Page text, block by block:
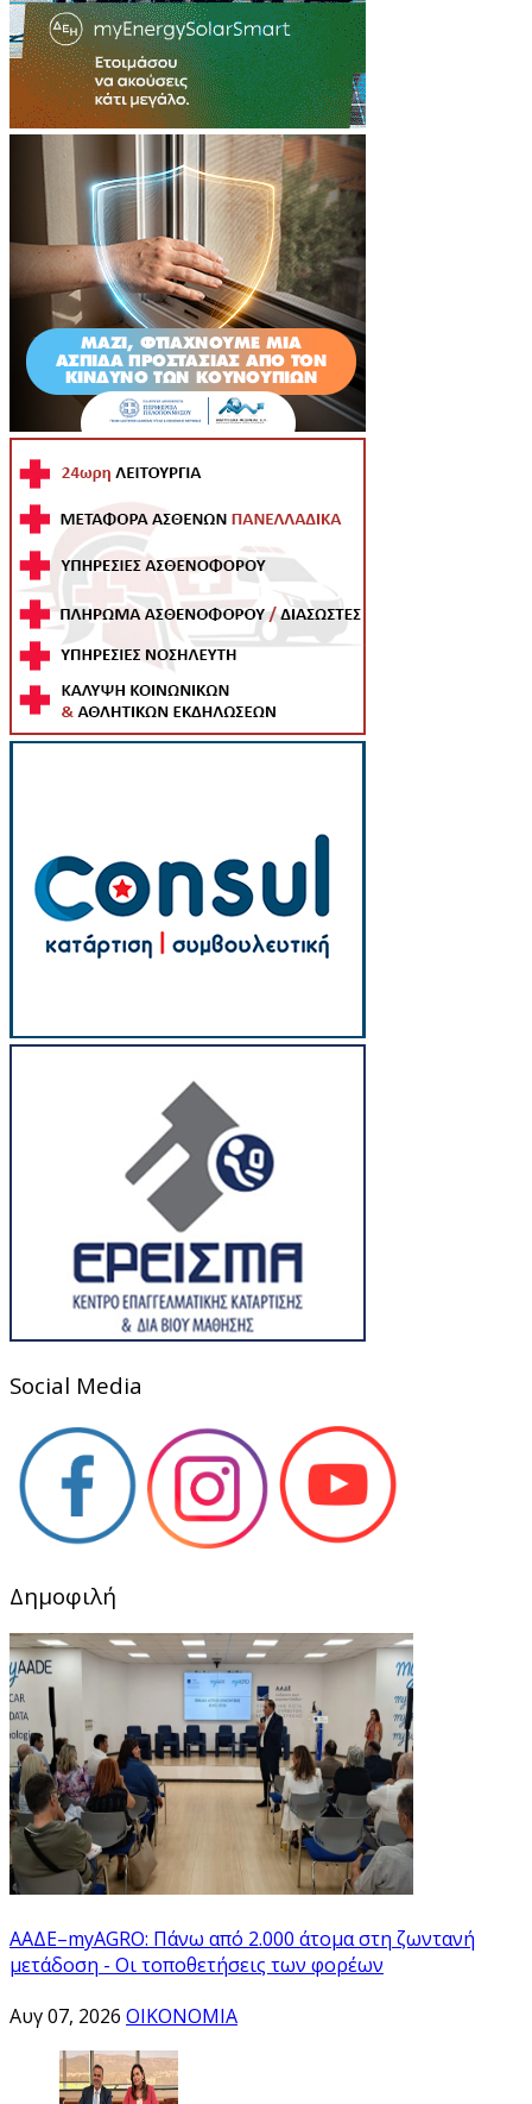
Social Media
Δημοφιλή
ΑΑΔΕ–myAGRO: Πάνω από 2.000 άτομα στη ζωντανή
μετάδοση - Οι τοποθετήσεις των φορέων
Αυγ 07, 2026 ΟΙΚΟΝΟΜΙΑ